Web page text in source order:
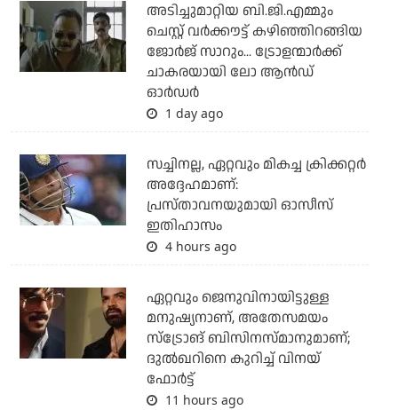
അടിച്ചുമാറ്റിയ ബി.ജി.എമ്മും
ചെസ്റ്റ് വര്‍ക്കൗട്ട് കഴിഞ്ഞിറങ്ങിയ
ജോര്‍ജ് സാറും... ട്രോളന്മാര്‍ക്ക്
ചാകരയായി ലോ ആന്‍ഡ്
ഓര്‍ഡര്‍
1 day ago
സച്ചിനല്ല, ഏറ്റവും മികച്ച ക്രിക്കറ്റര്‍
അദ്ദേഹമാണ്:
പ്രസ്താവനയുമായി ഓസീസ്
ഇതിഹാസം
4 hours ago
ഏറ്റവും ജെനുവിനായിട്ടുള്ള
മനുഷ്യനാണ്, അതേസമയം
സ്‌ട്രോങ് ബിസിനസ്മാനുമാണ്;
ദുല്‍ഖറിനെ കുറിച്ച് വിനയ്
ഫോര്‍ട്ട്
11 hours ago